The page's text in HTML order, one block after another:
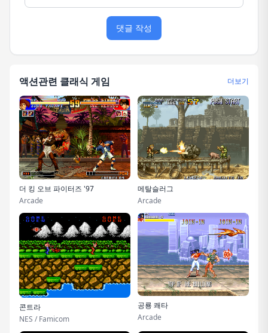
댓글 작성
액션관련 클래식 게임 더보기
더 킹 오브 파이터즈 '97
Arcade
메탈슬러그
Arcade
콘트라
NES / Famicom
공룡 쾌타
Arcade